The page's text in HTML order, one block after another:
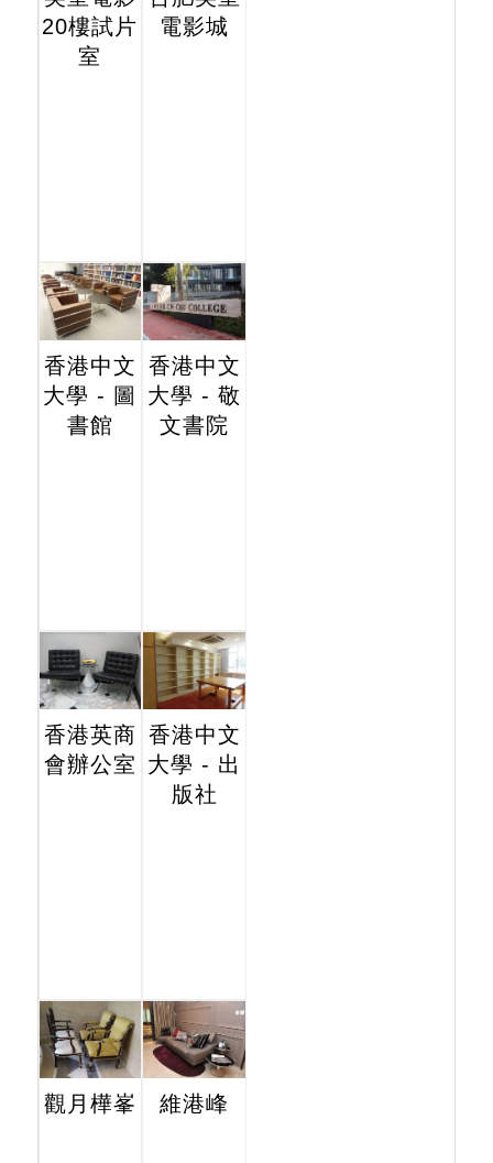
20樓試片
室
電影城
香港中文
大學 - 圖
書館
香港中文
大學 - 敬
文書院
香港英商
會辦公室
香港中文
大學 - 出
版社
觀月樺峯 維港峰